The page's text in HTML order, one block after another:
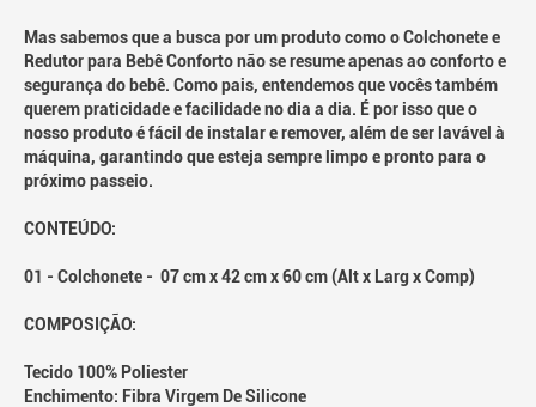
Mas sabemos que a busca por um produto como o Colchonete e
Redutor para Bebê Conforto não se resume apenas ao conforto e
segurança do bebê. Como pais, entendemos que vocês também
querem praticidade e facilidade no dia a dia. É por isso que o
nosso produto é fácil de instalar e remover, além de ser lavável à
máquina, garantindo que esteja sempre limpo e pronto para o
próximo passeio.
CONTEÚDO:
01 - Colchonete - 07 cm x 42 cm x 60 cm (Alt x Larg x Comp)
COMPOSIÇÃO:
Tecido 100% Poliester
Enchimento: Fibra Virgem De Silicone